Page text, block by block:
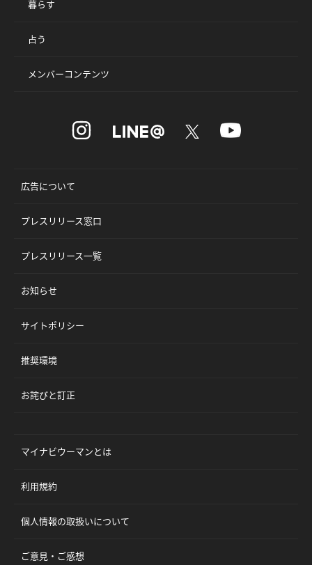
暮らす
占う
メンバーコンテンツ
広告について
プレスリリース窓口
プレスリリース一覧
お知らせ
サイトポリシー
推奨環境
お詫びと訂正
マイナビウーマンとは
利用規約
個人情報の取扱いについて
ご意見・ご感想